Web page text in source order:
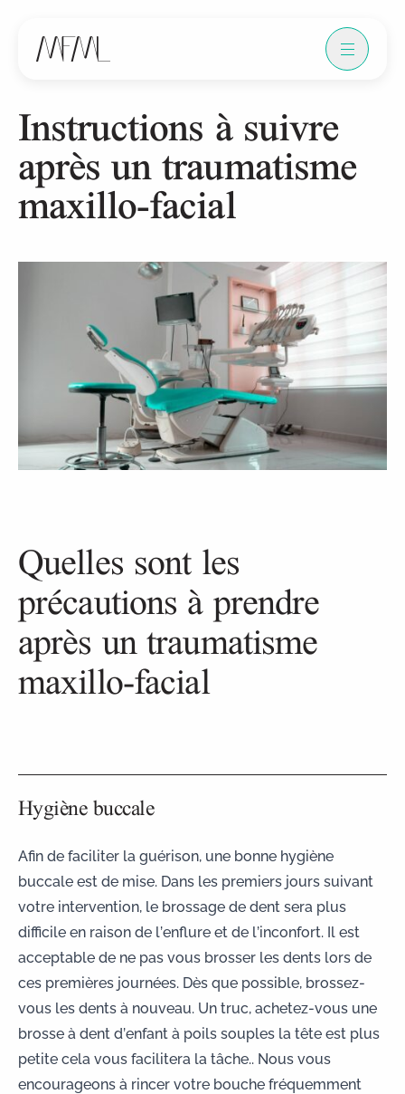
Instructions à suivre
après un traumatisme
maxillo-facial
Quelles sont les
précautions à prendre
après un traumatisme
maxillo-facial
Hygiène buccale
Afin de faciliter la guérison, une bonne hygiène
buccale est de mise. Dans les premiers jours suivant
votre intervention, le brossage de dent sera plus
difficile en raison de l’enflure et de l’inconfort. Il est
acceptable de ne pas vous brosser les dents lors de
ces premières journées. Dès que possible, brossez-
vous les dents à nouveau. Un truc, achetez-vous une
brosse à dent d’enfant à poils souples la tête est plus
petite cela vous facilitera la tâche.. Nous vous
encourageons à rincer votre bouche fréquemment